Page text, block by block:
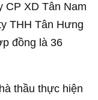
CP XD Tân Nam
THH Tân Hưng
đồng là 36
thầu thực hiện